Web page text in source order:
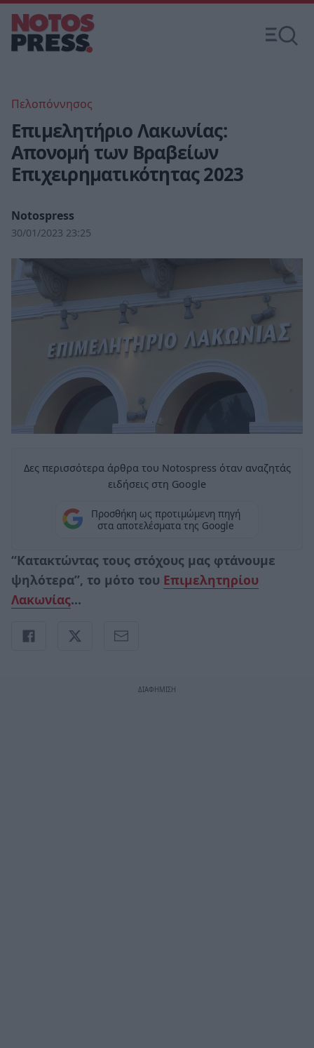
Πελοπόννησος
Επιμελητήριο Λακωνίας:
Απονομή των Βραβείων
Επιχειρηματικότητας 2023
Notospress
30/01/2023 23:25
Δες περισσότερα άρθρα του Notospress όταν αναζητάς
ειδήσεις στη Google
Προσθήκη ως προτιμώμενη πηγή
στα αποτελέσματα της Google
“Κατακτώντας τους στόχους μας φτάνουμε
ψηλότερα”, το μότο του Επιμελητηρίου
Λακωνίας…